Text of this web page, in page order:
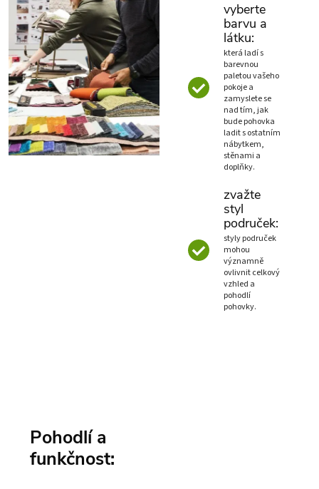
vyberte
barvu a
látku:
která ladí s
barevnou
paletou vašeho
pokoje a
zamyslete se
nad tím, jak
bude pohovka
ladit s ostatním
nábytkem,
stěnami a
doplňky.
zvažte
styl
područek:
styly područek
mohou
významně
ovlivnit celkový
vzhled a
pohodlí
pohovky.
Pohodlí a
funkčnost: